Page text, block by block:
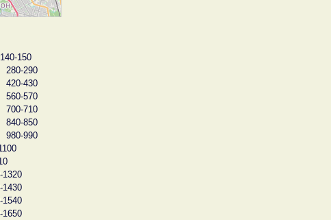
140-150
280-290
420-430
560-570
700-710
840-850
980-990
1320
1430
1540
1650